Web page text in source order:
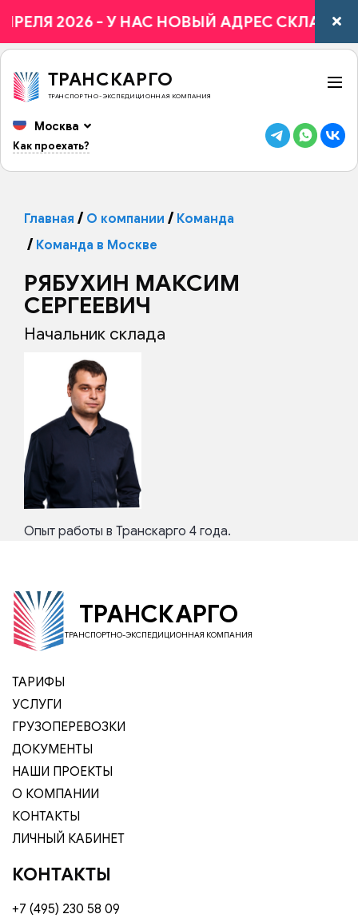
2026 - У НАС НОВЫЙ АДРЕС СКЛАДА -
ТРАНСКАРГО
ТРАНСПОРТНО-ЭКСПЕДИЦИОННАЯ КОМПАНИЯ
Москва
Как проехать?
Главная О компании
Команда
Команда в Москве
РЯБУХИН МАКСИМ
СЕРГЕЕВИЧ
Начальник склада
Опыт работы в Транскарго 4 года.
ТРАНСКАРГО
ТРАНСПОРТНО-ЭКСПЕДИЦИОННАЯ КОМПАНИЯ
ТАРИФЫ
УСЛУГИ
ГРУЗОПЕРЕВОЗКИ
ДОКУМЕНТЫ
НАШИ ПРОЕКТЫ
О КОМПАНИИ
КОНТАКТЫ
ЛИЧНЫЙ КАБИНЕТ
КОНТАКТЫ
+7 (495) 230 58 09